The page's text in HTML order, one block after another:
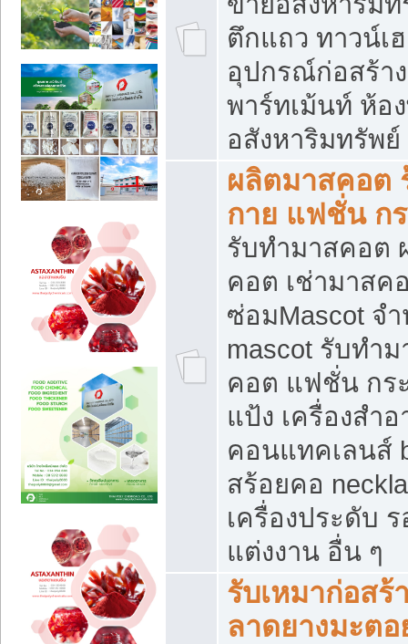
ตึกแถว ทาวน์เ
อุปกรณ์ก่อสร้า
พาร์ทเม้นท์ ห้อ
อสังหาริมทรัพ
ผลิตมาสคอต
กาย แฟชั่น กร
รับทำมาสคอต
คอต เช่ามาสค
ซ่อมMascot จ
mascot รับทำ
คอต แฟชั่น กระ
แป้ง เครื่องสำ
คอนแทคเลนส์
สร้อยคอ
เครื่องประดับ ร
แต่งงาน อื่น ๆ
รับเหมาก่อส
ลาดยางมะต